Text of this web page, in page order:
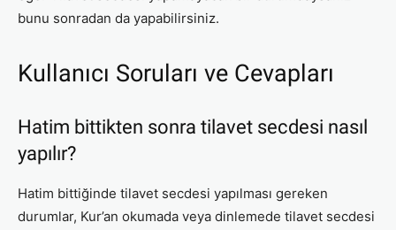
bunu sonradan da yapabilirsiniz.
Kullanıcı Soruları ve Cevapları
Hatim bittikten sonra tilavet secdesi nasıl
yapılır?
Hatim bittiğinde tilavet secdesi yapılması gereken
durumlar, Kur’an okumada veya dinlemede tilavet secdesi